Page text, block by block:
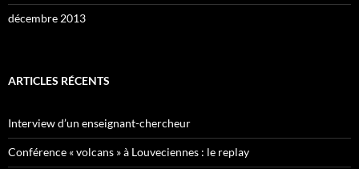
décembre 2013
ARTICLES RÉCENTS
Interview d’un enseignant-chercheur
Conférence « volcans » à Louveciennes : le replay